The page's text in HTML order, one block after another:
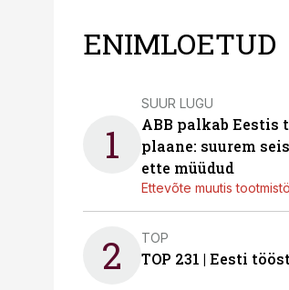
ENIMLOETUD
1
SUUR LUGU
ABB palkab Eestis
plaane: suurem
ette müüdud
Ettevõte muutis
2 TOP
TOP 231 | Eesti